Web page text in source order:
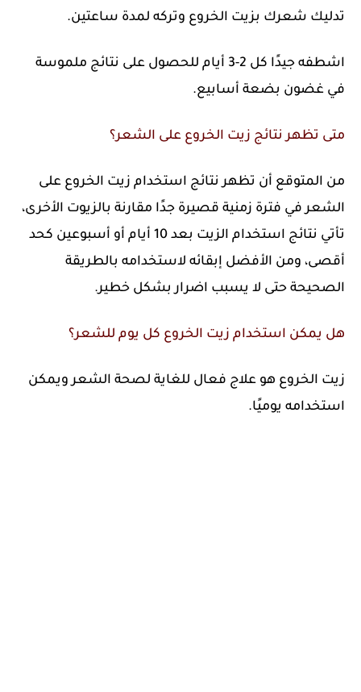
تدليك شعرك بزيت الخروع وتركه لمدة ساعتين.
اشطفه جيدًا كل 2-3 أيام للحصول على نتائج ملموسة
في غضون بضعة أسابيع.
متى تظهر نتائج زيت الخروع على الشعر؟
من المتوقع أن تظهر نتائج استخدام زيت الخروع على
الشعر في فترة زمنية قصيرة جدًا مقارنة بالزيوت الأخرى،
تأتي نتائج استخدام الزيت بعد 10 أيام أو أسبوعين كحد
أقصى، ومن الأفضل إبقائه لاستخدامه بالطريقة
الصحيحة حتى لا يسبب اضرار بشكل خطير.
هل يمكن استخدام زيت الخروع كل يوم للشعر؟
زيت الخروع هو علاج فعال للغاية لصحة الشعر ويمكن
استخدامه يوميًا.